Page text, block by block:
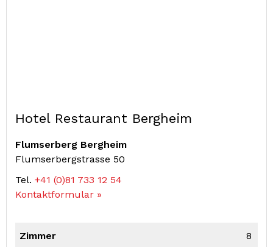
Hotel Restaurant Bergheim
Flumserberg Bergheim
Flumserbergstrasse 50
Tel. +41 (0)81 733 12 54
Kontaktformular »
Zimmer 8